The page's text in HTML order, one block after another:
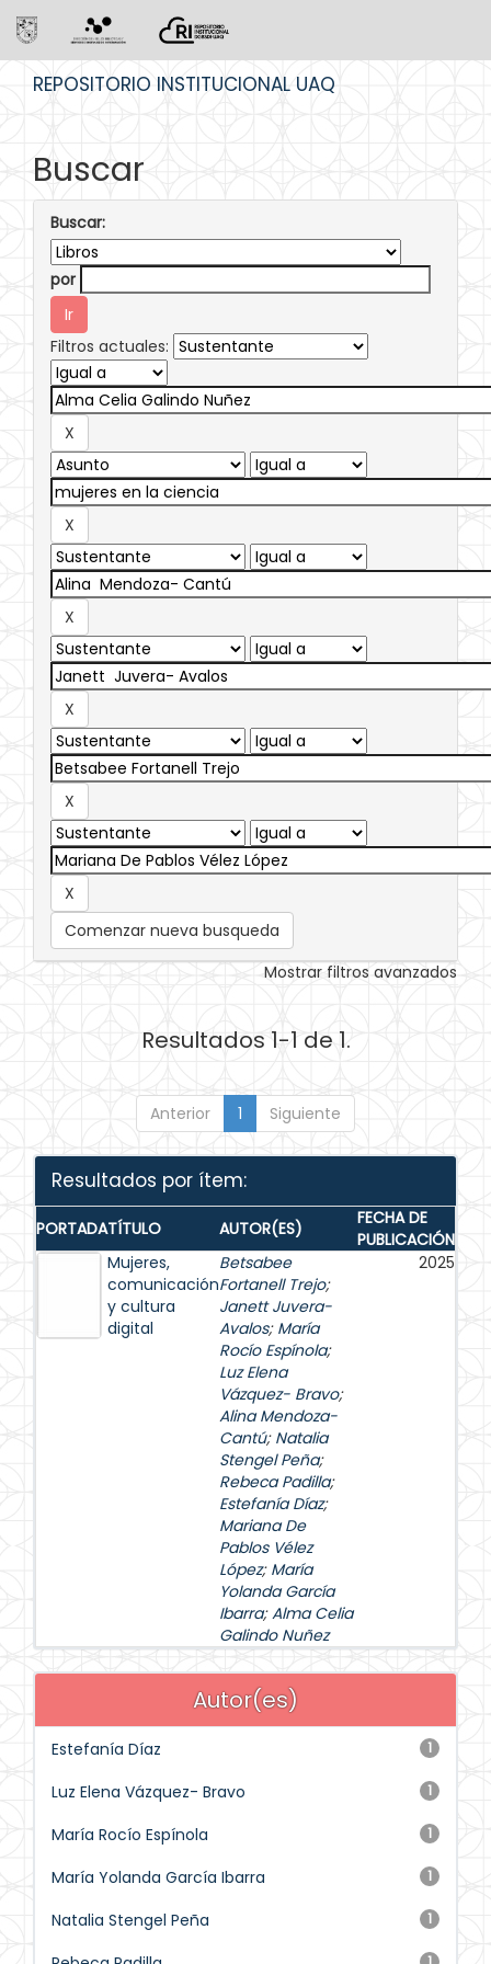
REPOSITORIO INSTITUCIONAL UAQ
Buscar
Buscar:
por
Filtros actuales:
Comenzar nueva busqueda
Mostrar filtros avanzados
Resultados 1-1 de 1.
Anterior 1 Siguiente
Resultados por ítem:
PORTADATÍTULO AUTOR(ES)
FECHA DE
PUBLICACIÓN
Mujeres,
comunicación
y cultura
digital
Betsabee
Fortanell Trejo;
Janett Juvera-
Avalos; María
Rocío Espínola;
Luz Elena
Vázquez- Bravo;
Alina Mendoza-
Cantú; Natalia
Stengel Peña;
Rebeca Padilla;
Estefanía Díaz;
Mariana De
Pablos Vélez
López; María
Yolanda García
Ibarra;Alma Celia
Galindo Nuñez
2025
Autor(es)
1
Estefanía Díaz
1
Luz Elena Vázquez- Bravo
1
María Rocío Espínola
1
María Yolanda García Ibarra
1
Natalia Stengel Peña